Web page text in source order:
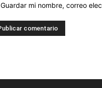
Guardar mi nombre, correo